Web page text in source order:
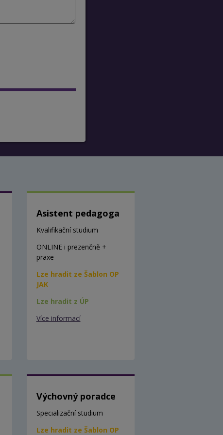
Asistent pedagoga
Kvalifikační studium
ONLINE i prezenčně +
praxe
Lze hradit ze Šablon OP
JAK
Lze hradit z ÚP
Více informací
Výchovný poradce
Specializační studium
Lze hradit ze Šablon OP